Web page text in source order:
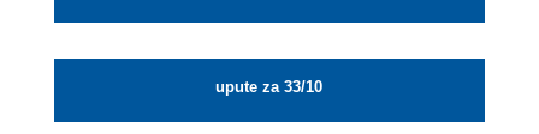
upute za 33/10